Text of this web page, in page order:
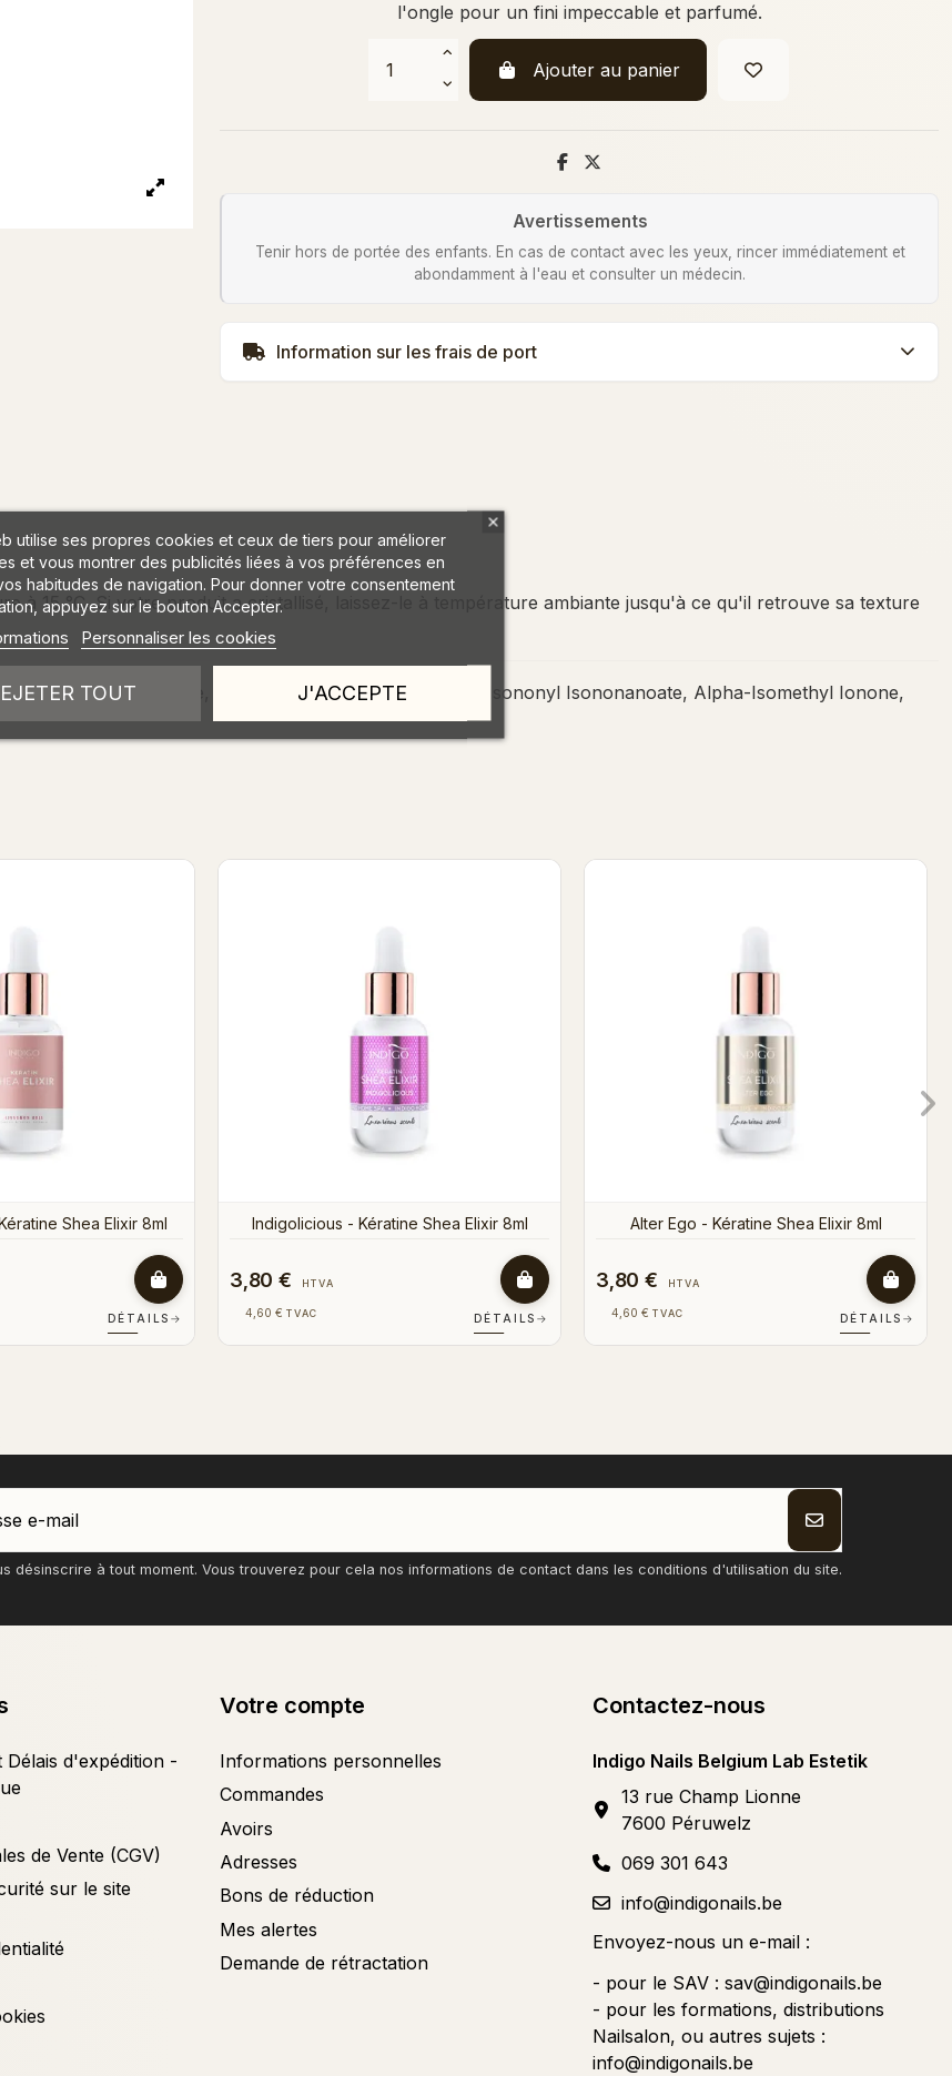
l'ongle pour un fini impeccable et parfumé.
Ajouter au panier
Avertissements
Tenir hors de portée des enfants. En cas de contact avec les yeux, rincer immédiatement et
abondamment à l'eau et consulter un médecin.
Information sur les frais de port
à 15 °C. Si votre produit a cristallisé, laissez-le à température ambiante jusqu'à ce qu'il retrouve sa texture
Tocopheryl Acetate, Isostearoyl Hydrolyzed Keratin, Isononyl Isononanoate, Alpha-Isomethyl Ionone,
DÉTAILS
3,80 € HTVA
4,60 € TVAC DÉTAILS
3,80 € HTVA
4,60 € TVAC DÉTAILS
désinscrire à tout moment. Vous trouverez pour cela nos informations de contact dans les conditions d'utilisation du site.
d'expédition -
de Vente (CGV)
sur le site
Votre compte
Informations personnelles
Commandes
Avoirs
Adresses
Bons de réduction
Mes alertes
Demande de rétractation
Contactez-nous
Indigo Nails Belgium Lab Estetik
13 rue Champ Lionne
7600 Péruwelz
069 301 643
info@indigonails.be
Envoyez-nous un e-mail :
- pour le SAV : sav@indigonails.be
- pour les formations, distributions
Nailsalon, ou autres sujets :
info@indigonails.be
utilise ses propres cookies et ceux de tiers pour améliorer
et vous montrer des publicités liées à vos préférences en
habitudes de navigation. Pour donner votre consentement
appuyez sur le bouton Accepter.
Personnaliser les cookies
TOUT J'ACCEPTE